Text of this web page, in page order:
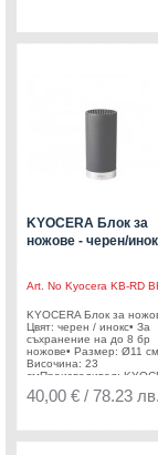
KYOCERA Блок за
ножове - черен/
Art. No Kyocera KB-RD
KYOCERA Блок за
Цвят: черен / инокс• За
съхранение на до 8 бр
ножове• Размер: Ø11
Височина: 23
смПроизводител:
/ Япония
40,00 € / 78.23